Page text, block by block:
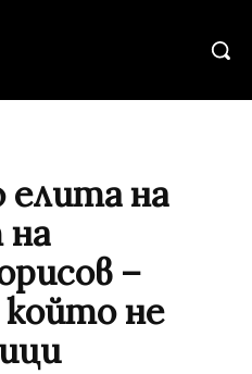
на
–
не